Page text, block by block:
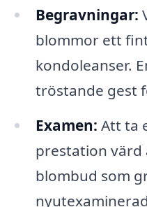
Begravningar:
blommor ett
kondoleanser.
tröstande gest
Examen: Att ta
prestation värd
blombud som